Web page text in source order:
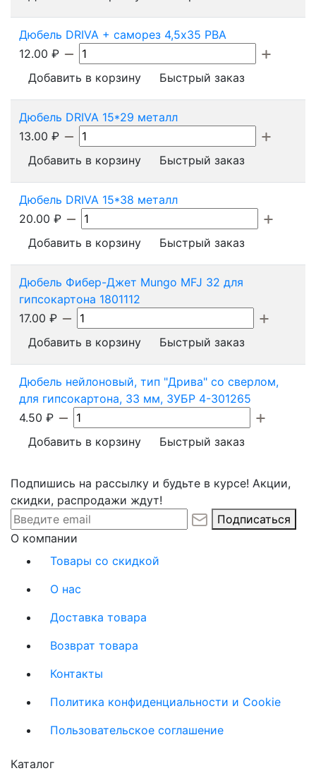
Дюбель DRIVA + саморез 4,5х35 PBA
12.00 ₽
Добавить в корзину
Быстрый заказ
Дюбель DRIVA 15*29 металл
13.00 ₽
Добавить в корзину
Быстрый заказ
Дюбель DRIVA 15*38 металл
20.00 ₽
Добавить в корзину
Быстрый заказ
Дюбель Фибер-Джет Mungo MFJ 32 для
гипсокартона 1801112
17.00 ₽
Добавить в корзину
Быстрый заказ
Дюбель нейлоновый, тип "Дрива" со сверлом,
для гипсокартона, 33 мм, ЗУБР 4-301265
4.50 ₽
Добавить в корзину
Быстрый заказ
Подпишись на рассылку и будьте в курсе! Акции,
скидки, распродажи ждут!
Подписаться
О компании
Товары со скидкой
О нас
Доставка товара
Возврат товара
Контакты
Политика конфиденциальности и Cookie
Пользовательское соглашение
Каталог